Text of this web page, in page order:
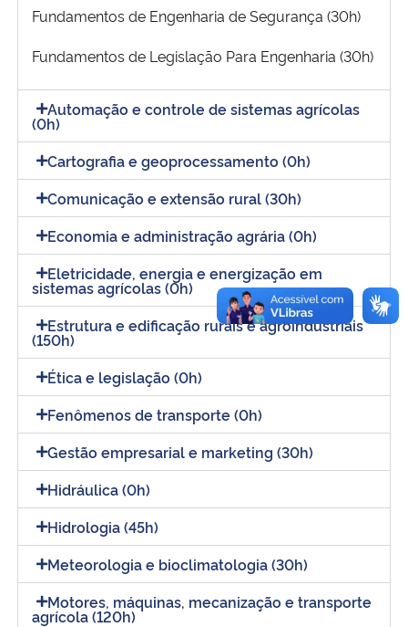
Fundamentos de Engenharia de Segurança (30h)
Fundamentos de Legislação Para Engenharia (30h)
Automação e controle de sistemas agrícolas
(0h)
Cartografia e geoprocessamento (0h)
Comunicação e extensão rural (30h)
Economia e administração agrária (0h)
Eletricidade, energia e energização em
sistemas agrícolas (0h)
Estrutura e edificação rurais e agroindustriais
(150h)
Ética e legislação (0h)
Fenômenos de transporte (0h)
Gestão empresarial e marketing (30h)
Hidráulica (0h)
Hidrologia (45h)
Meteorologia e bioclimatologia (30h)
Motores, máquinas, mecanização e transporte
agrícola (120h)